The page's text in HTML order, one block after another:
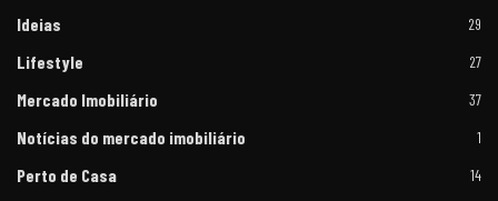
Ideias 29
Lifestyle 27
Mercado Imobiliário 37
Notícias do mercado imobiliário 1
Perto de Casa 14